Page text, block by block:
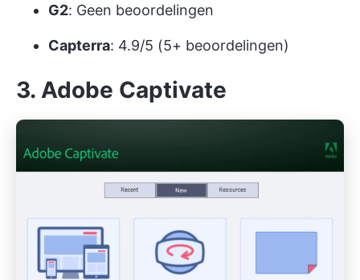
G2: Geen beoordelingen
Capterra: 4.9/5 (5+ beoordelingen)
3. Adobe Captivate